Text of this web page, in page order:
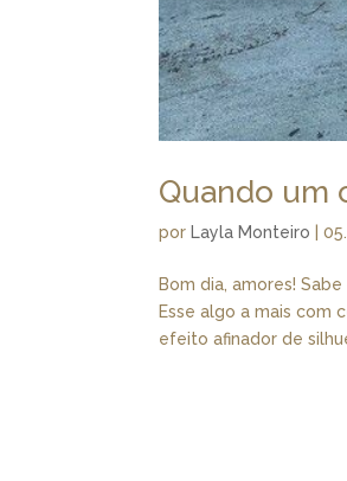
Quando um
por Layla Monteiro |
Bom dia, amores!
Esse algo a mais com
efeito afinador de